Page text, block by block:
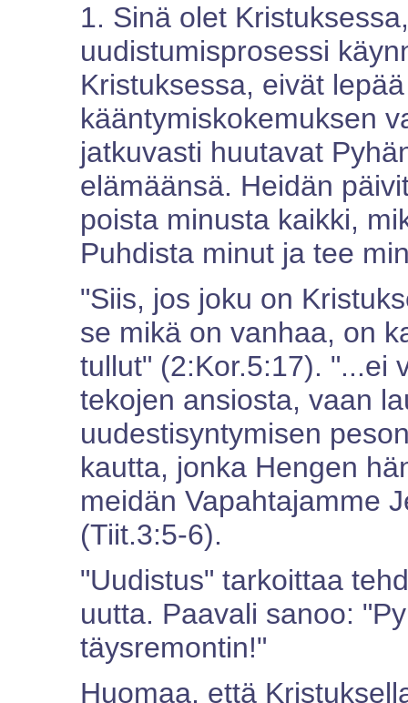
1. Sinä olet
uudistumisprosessi
Kristuksessa, eivät
kääntymiskokemuksen
jatkuvasti huutavat
elämäänsä. Heidän
poista minusta kaikki,
Puhdista minut ja tee
"Siis, jos joku on
se mikä on vanhaa, on
tullut" (2:Kor.5:17). "...ei
tekojen ansiosta, vaan
uudestisyntymisen
kautta, jonka Hengen
meidän Vapahtajamme
(Tiit.3:5-6).
"Uudistus" tarkoittaa
uutta. Paavali sanoo:
täysremontin!"
Huomaa, että